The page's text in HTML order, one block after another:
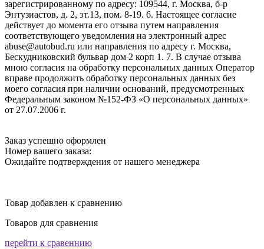
зарегистрированному по адресу: 109544, г. Москва, б-р
Энтузиастов, д. 2, эт.13, пом. 8-19. 6. Настоящее согласие
действует до момента его отзыва путем направления
соответствующего уведомления на электронный адрес
abuse@autobud.ru или направления по адресу г. Москва,
Бескудниковский бульвар дом 2 корп 1. 7. В случае отзыва
мною согласия на обработку персональных данных Оператор
вправе продолжить обработку персональных данных без
моего согласия при наличии оснований, предусмотренных
Федеральным законом №152-ФЗ «О персональных данных»
от 27.07.2006 г.
Заказ успешно оформлен
Номер вашего заказа:
Ожидайте подтверждения от нашего менеджера
Товар добавлен к сравнению
Товаров для сравнения
перейти к сравеннию